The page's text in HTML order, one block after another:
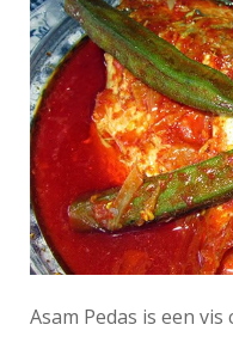
Asam Pedas is een